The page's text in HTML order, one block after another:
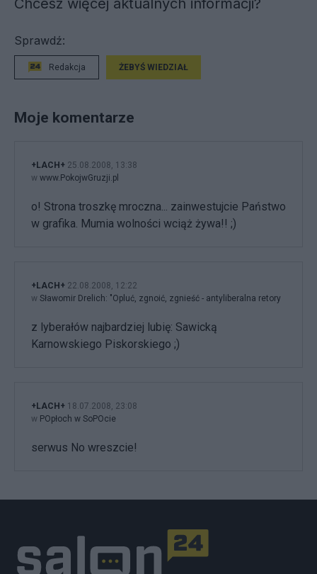
Chcesz więcej aktualnych informacji?
Sprawdź:
Redakcja ŻEBYŚ WIEDZIAŁ
Moje komentarze
+LACH+ 25.08.2008, 13:38
w www.PokojwGruzji.pl
o! Strona troszkę mroczna... zainwestujcie Państwo
w grafika. Mumia wolności wciąż żywa!! ;)
+LACH+ 22.08.2008, 12:22
w Sławomir Drelich: "Opluć, zgnoić, zgnieść - antyliberalna retory
z lyberałów najbardziej lubię: Sawicką
Karnowskiego Piskorskiego ;)
+LACH+ 18.07.2008, 23:08
w POpłoch w SoPOcie
serwus No wreszcie!